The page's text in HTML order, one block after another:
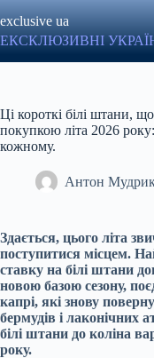
до
вмісту
exclusive ua
ЕКСКЛЮЗИВНІ
Ці короткі білі штани,
покупкою літа 2026 року:
кожному.
Антон
Здається, цього літа
поступитися місцем.
ставку на білі штани
новою базою сезону,
капрі, які знову
бермудів і лаконічних
білі штани до коліна
року.